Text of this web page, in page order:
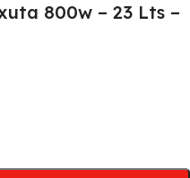
800w – 23 Lts –